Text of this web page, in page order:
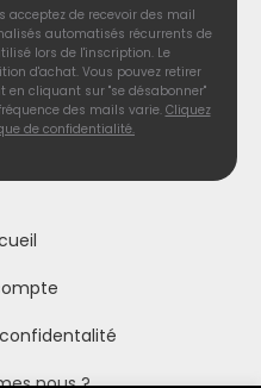
acceptez de recevoir des mail
automatisés récurrents de
lors de l'inscription. Le
d'achat. Vous pouvez retirer
cliquant sur "se désabonner"
des mails varie. Cliquez
de confidentialité.